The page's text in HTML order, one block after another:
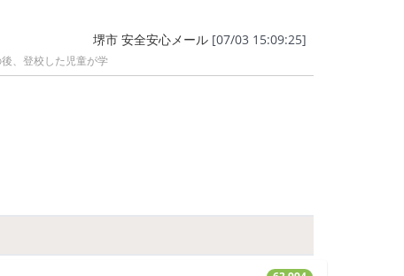
堺市 安全安心メール [07/03 15:09:25]
、登校した児童が学